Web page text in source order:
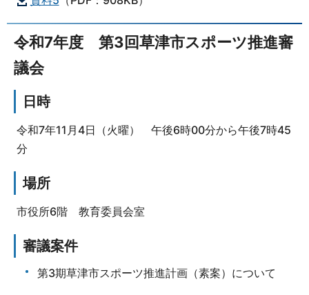
令和7年度 第3回草津市スポーツ推進審
議会
日時
令和7年11月4日（火曜） 午後6時00分から午後7時45
分
場所
市役所6階 教育委員会室
審議案件
第3期草津市スポーツ推進計画（素案）について